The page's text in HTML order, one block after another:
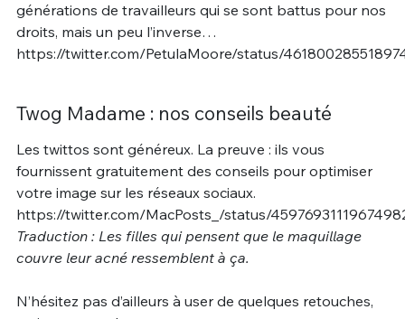
générations de travailleurs qui se sont battus pour nos
droits, mais un peu l’inverse…
https://twitter.com/PetulaMoore/status/
Twog Madame : nos conseils beauté
Les twittos sont généreux. La preuve : ils vous
fournissent gratuitement des conseils pour optimiser
votre image sur les réseaux sociaux.
https://twitter.com/MacPosts_/status/
Traduction : Les filles qui pensent que le maquillage
couvre leur acné ressemblent à ça.
N’hésitez pas d’ailleurs à user de quelques retouches,